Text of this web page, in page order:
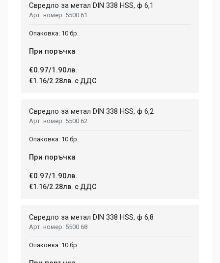
Review Stars
Your Review
Post Your Review
Свредло за метал DIN 338 HSS, ф 6,1
5500 61
10 бр.
При поръчка
€0.97/1.90лв.
€1.16/2.28лв. с ДДС
Свредло за метал DIN 338 HSS, ф 6,2
5500 62
10 бр.
При поръчка
€0.97/1.90лв.
€1.16/2.28лв. с ДДС
Свредло за метал DIN 338 HSS, ф 6,8
5500 68
10 бр.